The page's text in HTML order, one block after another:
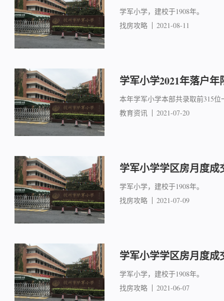
学军小学，建校于1908年。
找房攻略
2021-08-11
学军小学2021年落户年
本年学军小学本部共录取前315
教育资讯
2021-07-20
学军小学学区房月度
学军小学，建校于1908年。
找房攻略
2021-07-09
学军小学学区房月度成
学军小学，建校于1908年。
找房攻略
2021-06-07